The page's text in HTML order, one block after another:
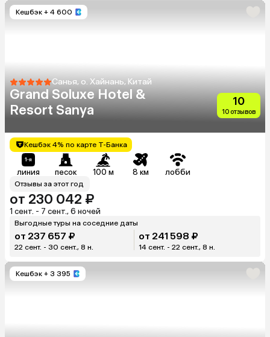
Кешбэк + 4 600
Санья, о. Хайнань, Китай
Grand Soluxe Hotel &
Resort Sanya
10
10 отзывов
Кешбэк 4% по карте Т-Банка
линия песок 100 м 8 км лобби
Отзывы за этот год
от 230 042 ₽
1 сент. - 7 сент., 6 ночей
Выгодные туры на соседние даты
от 237 657 ₽
22 сент. - 30 сент., 8 н.
от 241 598 ₽
14 сент. - 22 сент., 8 н.
Кешбэк + 3 395